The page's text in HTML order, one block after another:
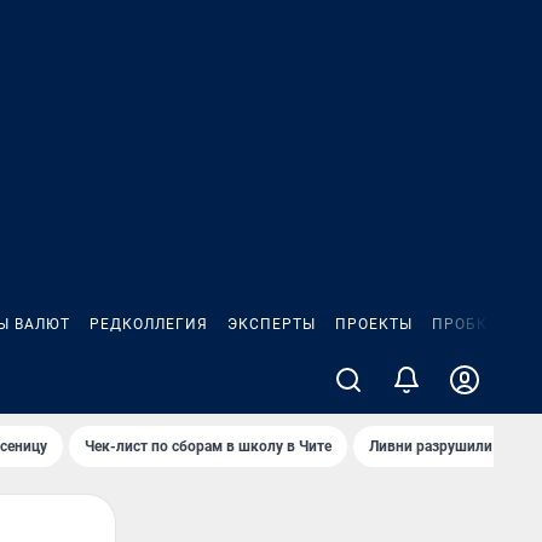
ВАЛЮТ РЕДКОЛЛЕГИЯ ЭКСПЕРТЫ ПРОЕКТЫ ПРОБКИ
Чек-лист по сборам в школу в Чите Ливни разрушили